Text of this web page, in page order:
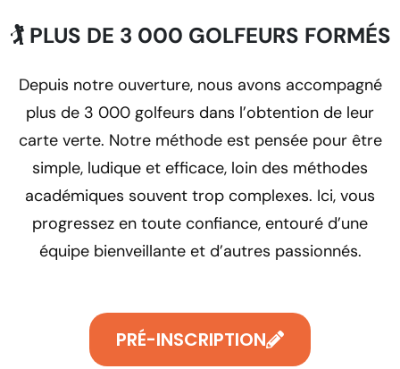
🏌️ PLUS DE 3 000 GOLFEURS FORMÉS
Depuis notre ouverture, nous avons accompagné
plus de 3 000 golfeurs dans l’obtention de leur
carte verte. Notre méthode est pensée pour être
simple, ludique et efficace, loin des méthodes
académiques souvent trop complexes. Ici, vous
progressez en toute confiance, entouré d’une
équipe bienveillante et d’autres passionnés.
PRÉ-INSCRIPTION